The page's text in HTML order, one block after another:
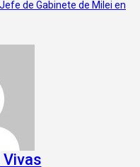
de Gabinete de Milei en
Vivas